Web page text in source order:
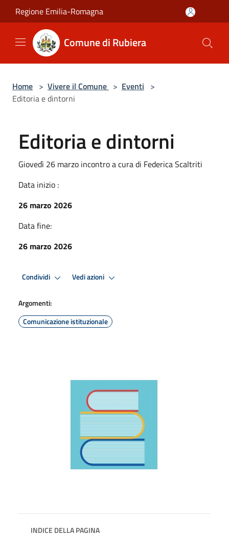
Salta al contenuto principale
Regione Emilia-Romagna
Comune di Rubiera
Home > Vivere il Comune > Eventi >
Editoria e dintorni
Editoria e dintorni
Giovedì 26 marzo incontro a cura di Federica Scaltriti
Data inizio :
26 marzo 2026
Data fine:
26 marzo 2026
Condividi Vedi azioni
Argomenti:
Comunicazione istituzionale
INDICE DELLA PAGINA